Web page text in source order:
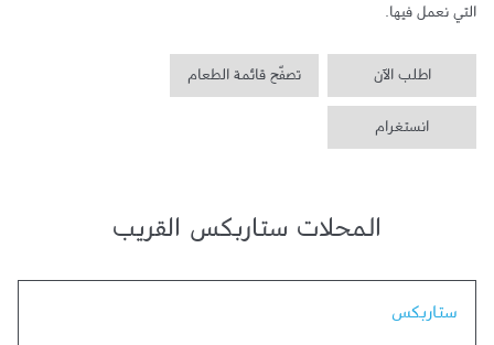
التي نعمل فيها.
اطلب الآن تصفّح قائمة الطعام
انستغرام
المحلات ستاربكس القريب
ستاربكس